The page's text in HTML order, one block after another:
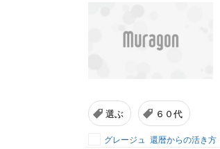
選ぶ ６０代
グレージュ 還暦からの活き方